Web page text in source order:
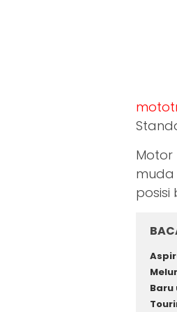
muda
posisi
Baru